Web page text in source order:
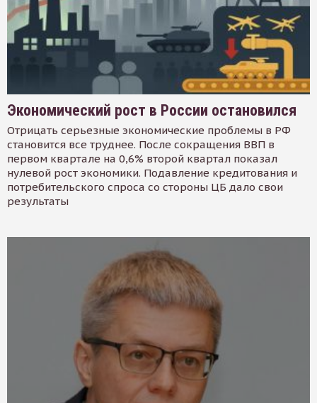
Экономический рост в России остановился
Отрицать серьезные экономические проблемы в РФ
становится все труднее. После сокращения ВВП в
первом квартале на 0,6% второй квартал показал
нулевой рост экономики. Подавление кредитования и
потребительского спроса со стороны ЦБ дало свои
результаты